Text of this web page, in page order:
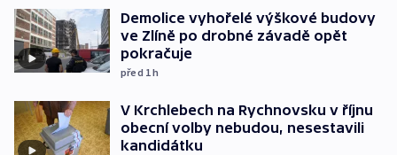
Demolice vyhořelé výškové budovy
ve Zlíně po drobné závadě opět
pokračuje
před 1h
V Krchlebech na Rychnovsku v říjnu
obecní volby nebudou, nesestavili
kandidátku